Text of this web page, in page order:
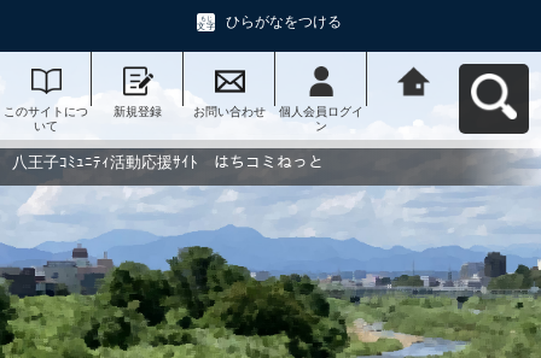
ひらがなをつける
このサイトにつ
いて
新規登録 お問い合わせ
個人会員ログイ
ン
動応援ｻｲﾄ はち
コミねっとへ戻
八王子ｺﾐｭﾆﾃｨ活動応援ｻｲﾄ はちコミねっと